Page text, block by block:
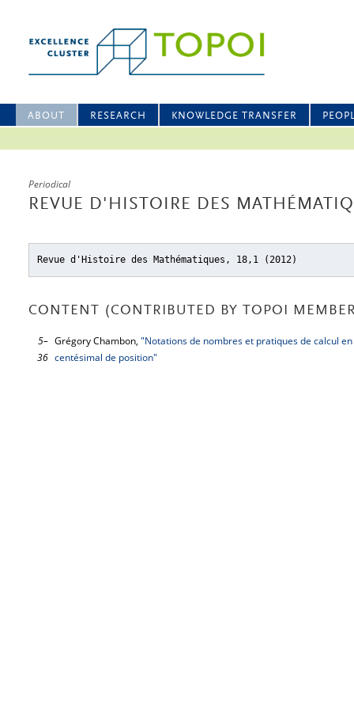
ABOUT RESEARCH KNOWLEDGE TRANSFER
Periodical
REVUE D'HISTOIRE DES
Revue d'Histoire des Mathématiques, 18,1 (2012)
CONTENT (CONTRIBUTED BY TOPOI
5–
36
Grégory Chambon, "Notations de nombres et pratiques de calcul
centésimal de position"